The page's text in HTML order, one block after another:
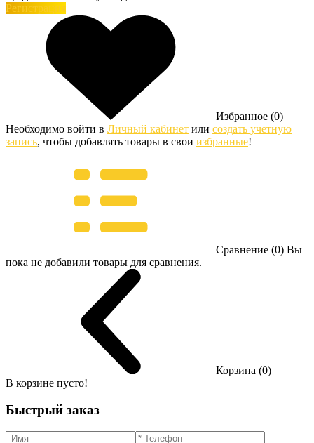
Регистрация
Избранное (0)
Необходимо войти в Личный кабинет или создать учетную
запись, чтобы добавлять товары в свои избранные!
Сравнение (0) Вы
пока не добавили товары для сравнения.
Корзина (0)
В корзине пусто!
Быстрый заказ